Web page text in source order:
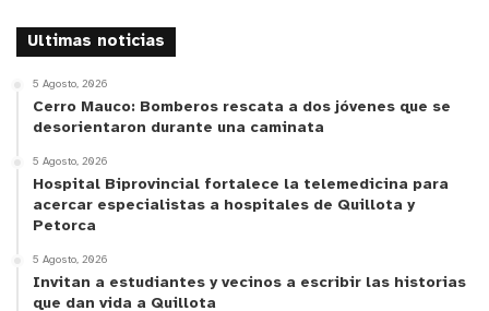
sistemas productivos más equilibrados y
resilientes.”
Enrique Jorquera comenta que “el cambio
climático nos ha puesto a prueba como
agricultores. Antes, las estaciones del año estaban
bien marcadas, pero hoy en un solo día pasamos
por las cuatro estaciones. Las bajas temperaturas
en la mañana y el intenso calor en la tarde afectan
Ultimas noticias
5 Agosto, 2026
Cerro Mauco: Bomberos rescata a dos jóvenes que se
desorientaron durante una caminata
5 Agosto, 2026
Hospital Biprovincial fortalece la telemedicina para
acercar especialistas a hospitales de Quillota y
Petorca
5 Agosto, 2026
Invitan a estudiantes y vecinos a escribir las historias
que dan vida a Quillota